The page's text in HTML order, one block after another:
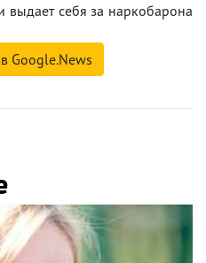
выдает себя за наркобарона
Google.News